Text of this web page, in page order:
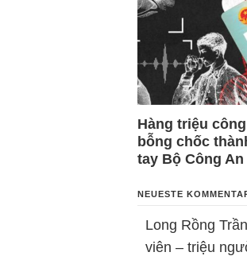
Hàng triệu
bỗng chốc
tay Bộ Công An
NEUESTE
Long Rồng Trần
viên – triệu